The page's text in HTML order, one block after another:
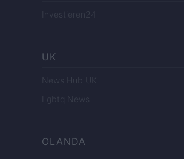
Investieren24
UK
News Hub UK
Lgbtq News
OLANDA